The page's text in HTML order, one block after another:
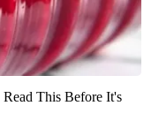
This Before It's